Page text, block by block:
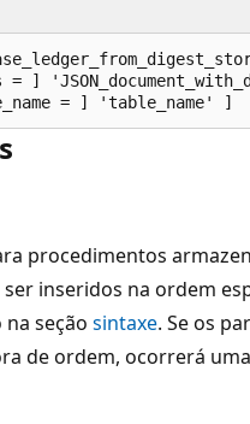
= ]
procedimentos
inseridos na ordem
seção sintaxe. Se os
de ordem, ocorrerá